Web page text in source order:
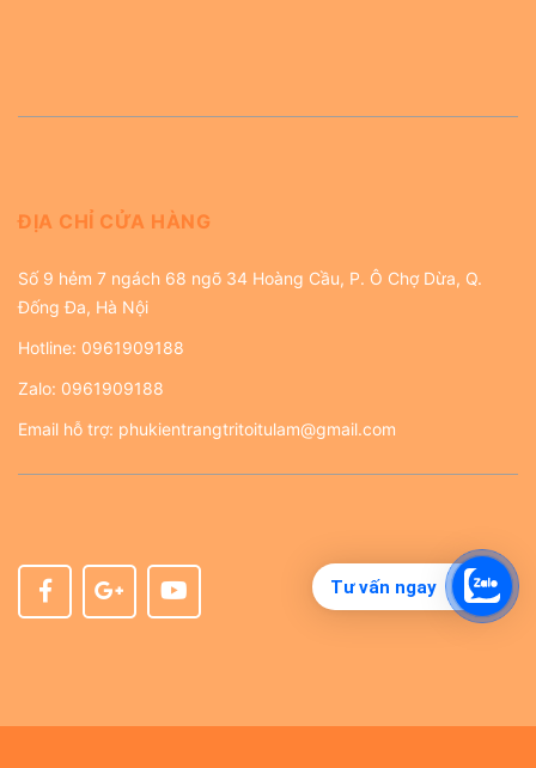
Tư vấn ngay
ĐỊA CHỈ CỬA HÀNG
Số 9 hẻm 7 ngách 68 ngõ 34 Hoàng Cầu, P. Ô Chợ Dừa, Q.
Đống Đa, Hà Nội
Hotline: 0961909188
Zalo: 0961909188
Email hỗ trợ: phukientrangtritoitulam@gmail.com